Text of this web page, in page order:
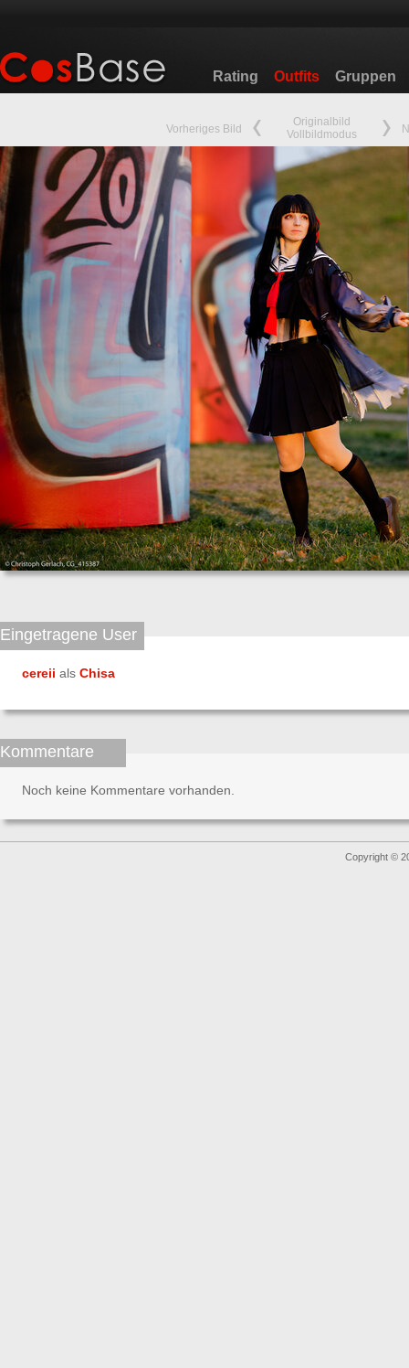
Rating Outfits Gruppen
Vorheriges Bild
Originalbild
Vollbildmodus
Eingetragene User
cereii als Chisa
Kommentare
Noch keine Kommentare vorhanden.
Copyright ©